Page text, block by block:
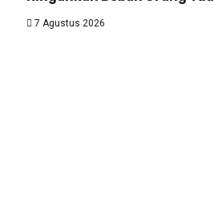
7 Agustus 2026